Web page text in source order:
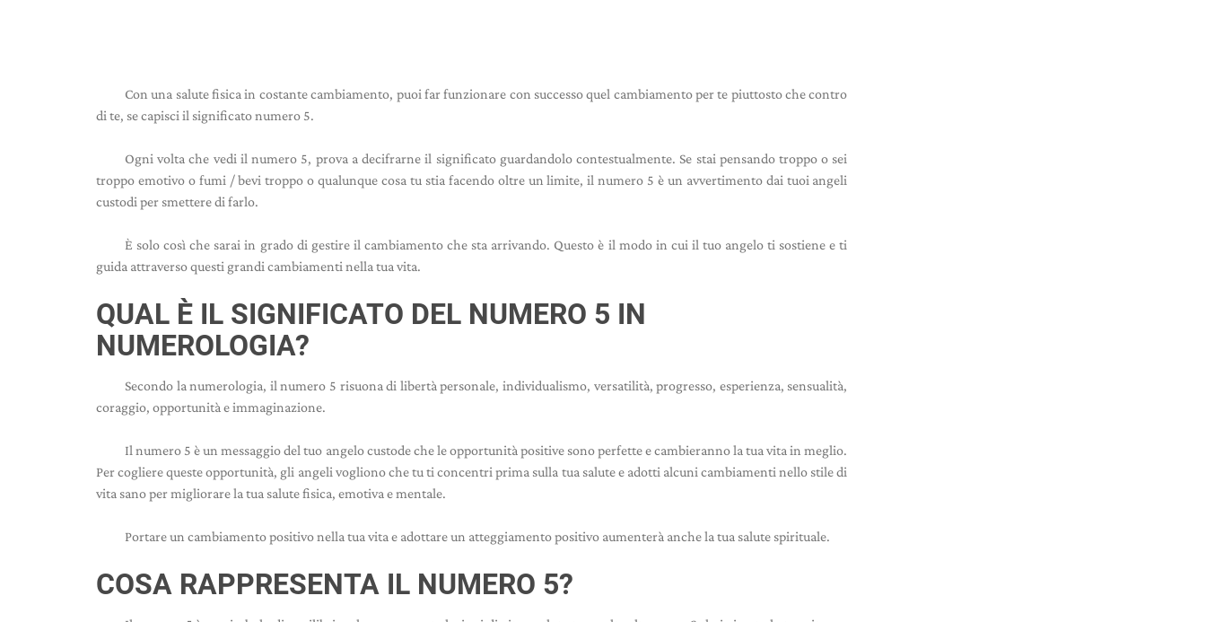
Con una salute fisica in costante cambiamento, puoi far funzionare con successo quel cambiamento per te piuttosto che contro
di te, se capisci il significato numero 5.
Ogni volta che vedi il numero 5, prova a decifrarne il significato guardandolo contestualmente. Se stai pensando troppo o sei
troppo emotivo o fumi / bevi troppo o qualunque cosa tu stia facendo oltre un limite, il numero 5 è un avvertimento dai tuoi angeli
custodi per smettere di farlo.
È solo così che sarai in grado di gestire il cambiamento che sta arrivando. Questo è il modo in cui il tuo angelo ti sostiene e ti
guida attraverso questi grandi cambiamenti nella tua vita.
QUAL È IL SIGNIFICATO DEL NUMERO 5 IN
NUMEROLOGIA?
Secondo la numerologia, il numero 5 risuona di libertà personale, individualismo, versatilità, progresso, esperienza, sensualità,
coraggio, opportunità e immaginazione.
Il numero 5 è un messaggio del tuo angelo custode che le opportunità positive sono perfette e cambieranno la tua vita in meglio.
Per cogliere queste opportunità, gli angeli vogliono che tu ti concentri prima sulla tua salute e adotti alcuni cambiamenti nello stile di
vita sano per migliorare la tua salute fisica, emotiva e mentale.
Portare un cambiamento positivo nella tua vita e adottare un atteggiamento positivo aumenterà anche la tua salute spirituale.
COSA RAPPRESENTA IL NUMERO 5?